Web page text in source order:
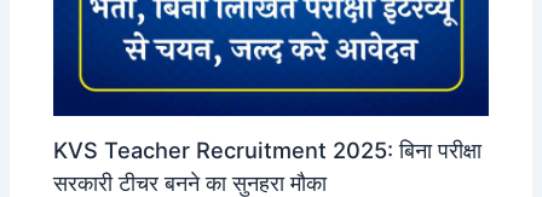
KVS Teacher Recruitment 2025: बिना परीक्षा
सरकारी टीचर बनने का सुनहरा मौका